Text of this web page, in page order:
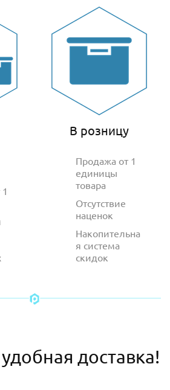
В розницу
Продажа от 1
единицы
товара
Отсутствие
наценок
Накопительна
я система
скидок
доставка!